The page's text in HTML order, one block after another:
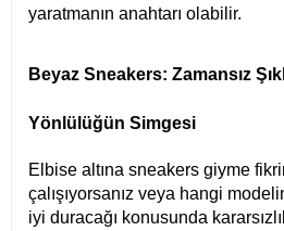
yaratmanın anahtarı olabilir.
Beyaz Sneakers: Zamansız
Yönlülüğün Simgesi
Elbise altına sneakers giyme
çalışıyorsanız veya hangi
iyi duracağı konusunda